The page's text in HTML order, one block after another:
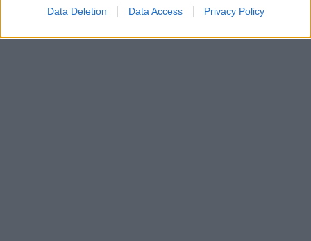
Data Deletion Data Access Privacy Policy
In evidenza